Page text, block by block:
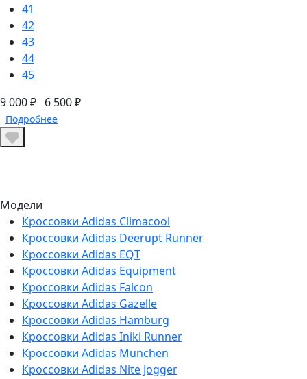
41
42
43
44
45
9 000 ₽ 6 500 ₽
Подробнее
Модели
Кроссовки Adidas Climacool
Кроссовки Adidas Deerupt Runner
Кроссовки Adidas EQT
Кроссовки Adidas Equipment
Кроссовки Adidas Falcon
Кроссовки Adidas Gazelle
Кроссовки Adidas Hamburg
Кроссовки Adidas Iniki Runner
Кроссовки Adidas Munchen
Кроссовки Adidas Nite Jogger